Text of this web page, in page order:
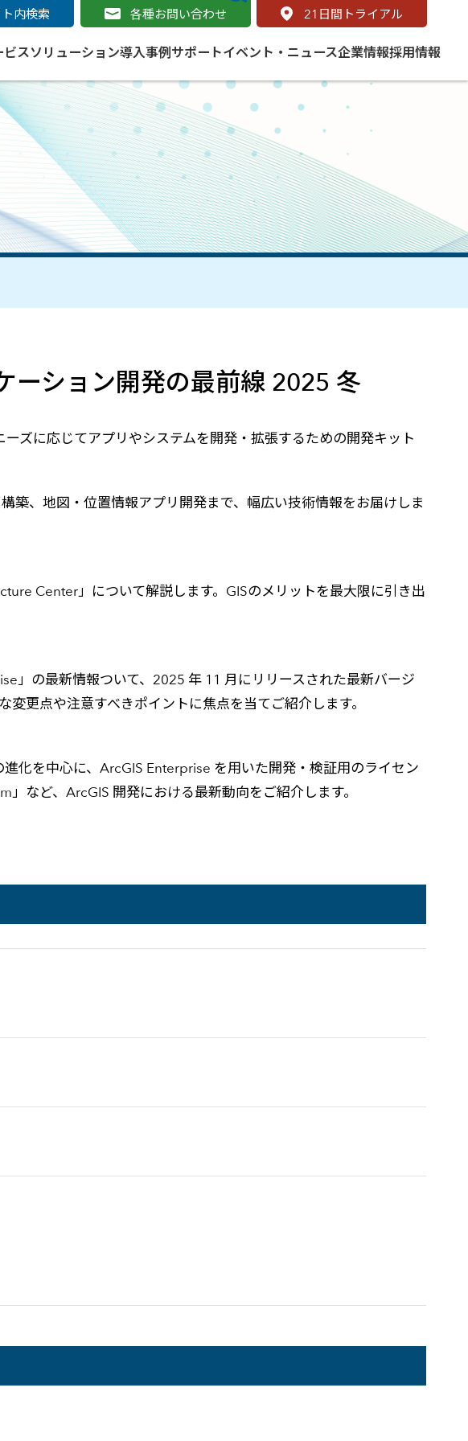
ビス
クラウドサービス
ArcGIS Managed Cloud Service
ArcGIS Enterprise のマネージドサービス
ArcGIS Online
SaaS マッピング プラットフォーム
ソリューション
交通
高速道路
鉄道
スマートモビリティ
大学
導入事例
事例）
例）
）
サポート
GIS をはじめよう
GIS（地理情報システム）とは
GIS基礎解説
自宅で学ぼう ArcGIS
ポータルサイト
イベント・ニュース
知らせ
ア
企業情報
取り組み
の提供
境の整備
社の取り組み
採用情報
の方
）
購読
ン相談
内検索 各種お問い合わせ 21 日間トライアル
ーション開発の最前線 2025 冬
ズに応じてアプリやシステムを開発・拡張するための開発キット
築、地図・位置情報アプリ開発まで、幅広い技術情報をお届けしま
Center」について解説します。GISのメリットを最大限に引き出
」の最新情報ついて、2025 年 11 月にリリースされた最新バージ
更点や注意すべきポイントに焦点を当てご紹介します。
化を中心に、ArcGIS Enterprise を用いた開発・検証用のライセン
など、ArcGIS 開発における最新動向をご紹介します。